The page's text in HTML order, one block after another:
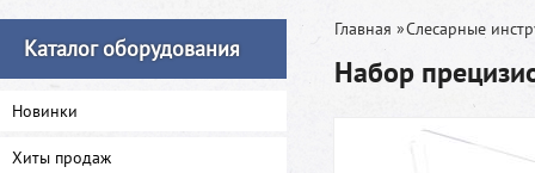
Каталог оборудования
Новинки
Хиты продаж
Главная »Слесарные
Набор